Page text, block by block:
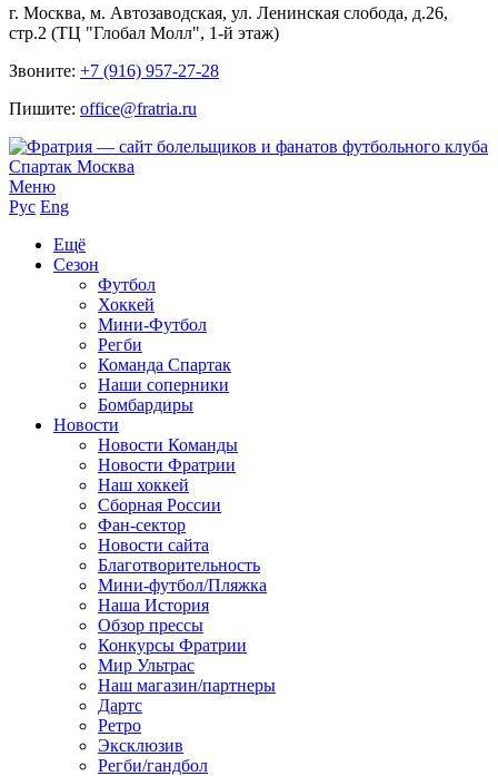
г. Москва, м. Автозаводская, ул. Ленинская слобода, д.26,
стр.2 (ТЦ "Глобал Молл", 1-й этаж)
Звоните: +7 (916) 957-27-28
Пишите: office@fratria.ru
Меню
Рус Eng
Ещё
Сезон
Футбол
Хоккей
Мини-Футбол
Регби
Команда Спартак
Наши соперники
Бомбардиры
Новости
Новости Команды
Новости Фратрии
Наш хоккей
Сборная России
Фан-cектор
Новости сайта
Благотворительность
Мини-футбол/Пляжка
Наша История
Обзор прессы
Конкурсы Фратрии
Мир Ультрас
Наш магазин/партнеры
Дартс
Ретро
Эксклюзив
Регби/гандбол